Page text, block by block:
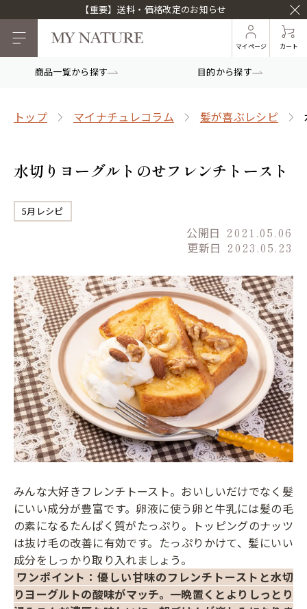
【重要】送料・価格改定のお知らせ
マイページ カート
商品一覧から探す 目的から探す
トップ マイナチュレコラム 髪が喜ぶレシピ
水切りヨーグルトのせフレンチトースト
5月レシピ
公開日 2021.05.06
更新日 2023.05.23
みんな大好きフレンチトースト。おいしいだけでなく髪
にいい成分が豊富です。卵液に使う卵と牛乳には髪の毛
の素になるたんぱく質がたっぷり。トッピングのナッツ
は抜け毛の改善に有効です。たっぷりかけて、髪にいい
成分をしっかり取り入れましょう。
ワンポイント：優しい甘味のフレンチトーストと水切
りヨーグルトの酸味がマッチ。一晩置くとよりしっとり